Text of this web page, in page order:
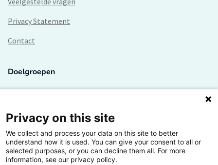
Privacy Statement
Contact
Doelgroepen
Lectoren en onderzoekers
Bedrijven
Hogescholen
Privacy on this site
We collect and process your data on this site to better
understand how it is used. You can give your consent to all or
selected purposes, or you can decline them all. For more
information, see our privacy policy.